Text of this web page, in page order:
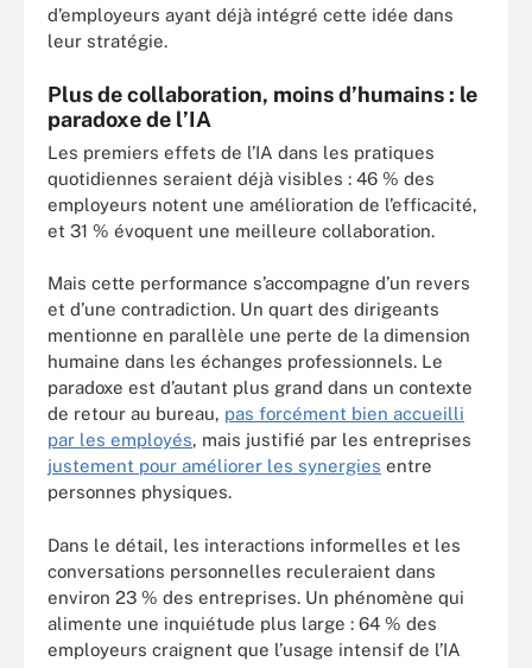
d’employeurs ayant déjà intégré cette idée dans
leur stratégie.
Plus de collaboration, moins d’humains : le
paradoxe de l’IA
Les premiers effets de l’IA dans les pratiques
quotidiennes seraient déjà visibles : 46 % des
employeurs notent une amélioration de l’efficacité,
et 31 % évoquent une meilleure collaboration.
Mais cette performance s’accompagne d’un revers
et d’une contradiction. Un quart des dirigeants
mentionne en parallèle une perte de la dimension
humaine dans les échanges professionnels. Le
paradoxe est d’autant plus grand dans un contexte
de retour au bureau, pas forcément bien accueilli
par les employés, mais justifié par les entreprises
justement pour améliorer les synergies entre
personnes physiques.
Dans le détail, les interactions informelles et les
conversations personnelles reculeraient dans
environ 23 % des entreprises. Un phénomène qui
alimente une inquiétude plus large : 64 % des
employeurs craignent que l’usage intensif de l’IA